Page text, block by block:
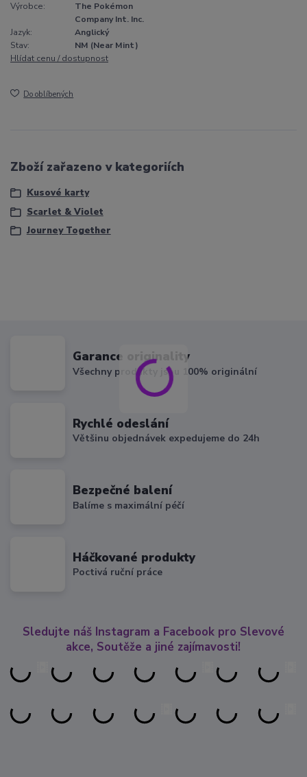
Výrobce:
The Pokémon
Company Int. Inc.
Jazyk:
Anglický
Stav:
NM (Near Mint)
Hlídat cenu / dostupnost
Do oblíbených
Zboží zařazeno v kategoriích
Kusové karty
Scarlet & Violet
Journey Together
Garance originality
Všechny produkty jsou 100% originální
Rychlé odeslání
Většinu objednávek expedujeme do 24h
Bezpečné balení
Balíme s maximální péčí
Háčkované produkty
Poctivá ruční práce
Sledujte náš Instagram a Facebook pro Slevové
akce, Soutěže a jiné zajímavosti!